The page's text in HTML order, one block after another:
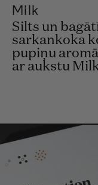
Milk
Silts un
sarkankoka
pupiņu
ar aukstu